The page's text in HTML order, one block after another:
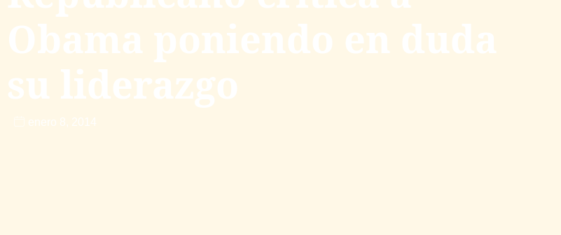
Obama poniendo en duda
su liderazgo
enero 8, 2014